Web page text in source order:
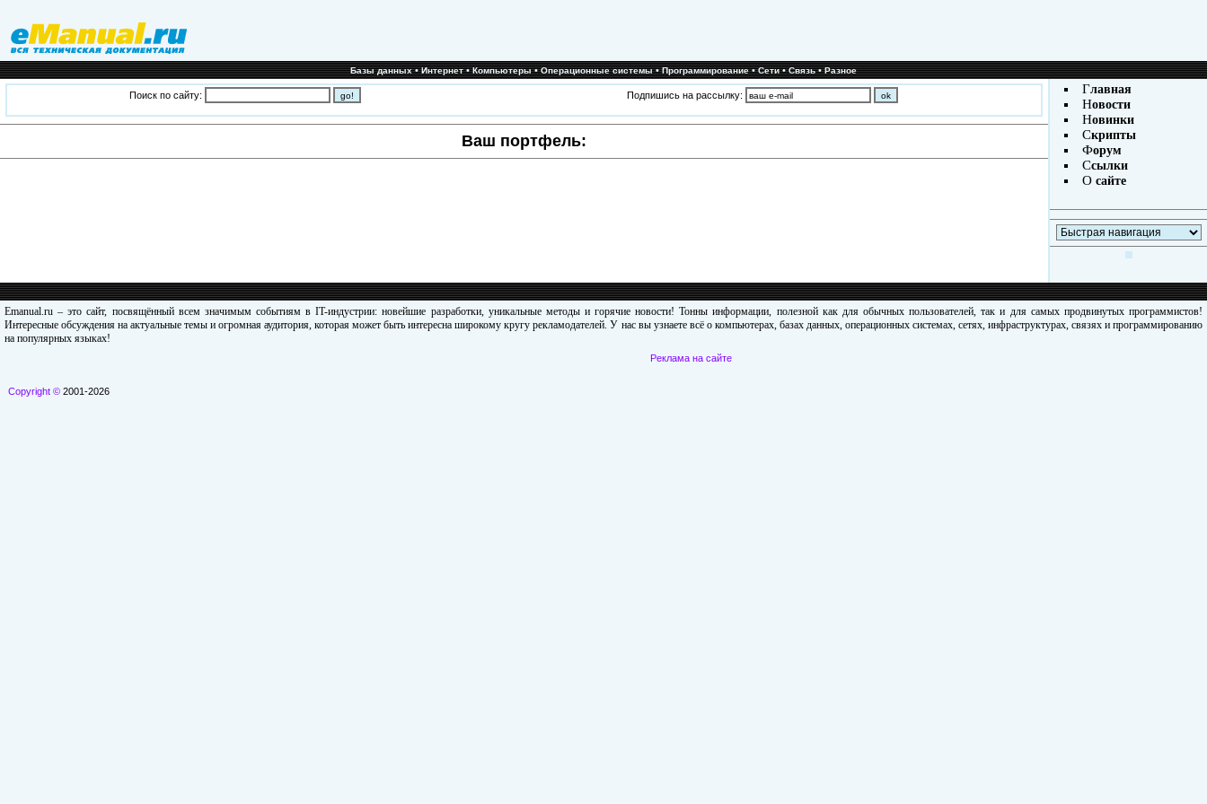
Базы данных•Интернет•Компьютеры•Операционные системы•Программирование•Сети•Связь•Разное
Поиск по сайту: Подпишись на рассылку:
Ваш портфель:
Главная
Новости
Новинки
Скрипты
Форум
Ссылки
Осайте
Emanual.ru – это сайт, посвящённый всем значимым событиям в IT-индустрии: новейшие разработки, уникальные методы и горячие новости! Тонны информации, полезной как для обычных пользователей, так и для самых продвинутых программистов!
Интересные обсуждения на актуальные темы и огромная аудитория, которая может быть интересна широкому кругу рекламодателей. У нас вы узнаете всё о компьютерах, базах данных, операционных системах, сетях, инфраструктурах, связях и программированию
на популярных языках!
Copyright © 2001-2026
Реклама на сайте